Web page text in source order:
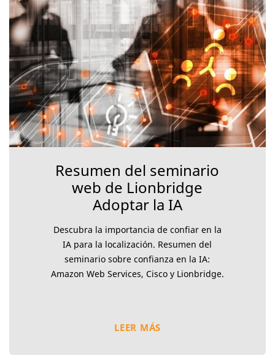
Resumen del seminario
web de Lionbridge
Adoptar la IA
Descubra la importancia de confiar en la
IA para la localización. Resumen del
seminario sobre confianza en la IA:
Amazon Web Services, Cisco y Lionbridge.
LEER MÁS